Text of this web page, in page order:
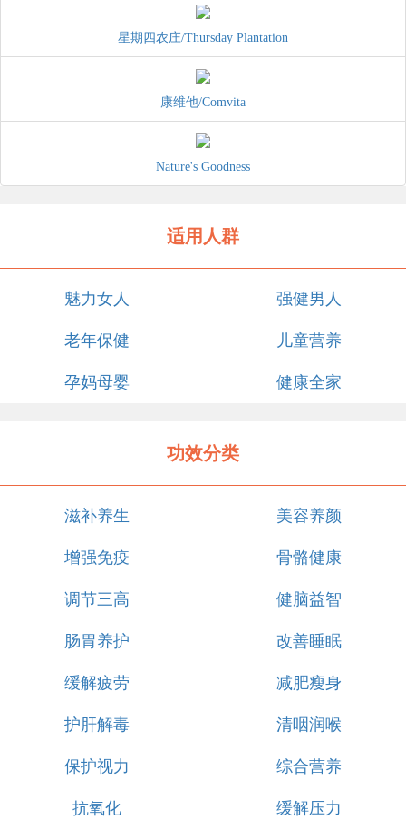
星期四农庄/Thursday Plantation
康维他/Comvita
Nature's Goodness
适用人群
魅力女人 强健男人
老年保健 儿童营养
孕妈母婴 健康全家
功效分类
滋补养生 美容养颜
增强免疫 骨骼健康
调节三高 健脑益智
肠胃养护 改善睡眠
缓解疲劳 减肥瘦身
护肝解毒 清咽润喉
保护视力 综合营养
抗氧化 缓解压力